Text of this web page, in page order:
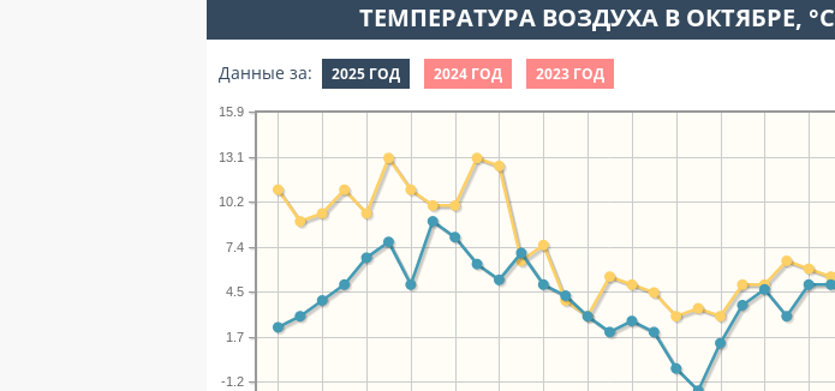
ТЕМПЕРАТУРА ВОЗДУХА В ОКТЯБРЕ, °C
Данные за: 2025 ГОД 2024 ГОД 2023 ГОД
-1.2
1.7
4.5
7.4
10.2
13.1
15.9